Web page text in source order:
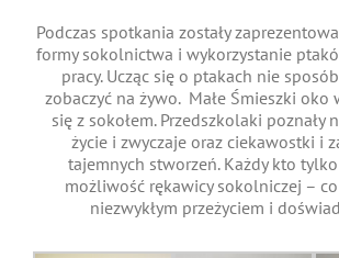
Podczas spotkania zostały
formy sokolnictwa i wykorzystanie
pracy. Ucząc się o ptakach nie
zobaczyć na żywo. Małe Śmieszki oko
się z sokołem. Przedszkolaki poznały
życie i zwyczaje oraz ciekawostki i
tajemnych stworzeń. Każdy kto tylko
możliwość rękawicy sokolniczej –
niezwykłym przeżyciem i